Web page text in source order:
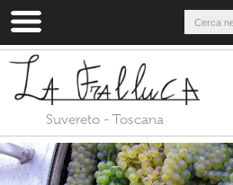
Suvereto - Toscana